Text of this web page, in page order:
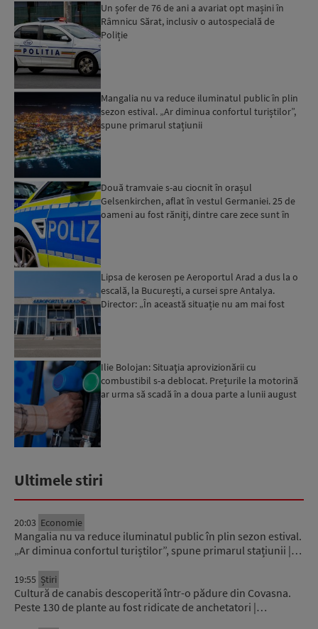
Un șofer de 76 de ani a avariat opt mașini în
Râmnicu Sărat, inclusiv o autospecială de
Poliție
Mangalia nu va reduce iluminatul public în plin
sezon estival. „Ar diminua confortul turiștilor”,
spune primarul stațiunii
Două tramvaie s-au ciocnit în orașul
Gelsenkirchen, aflat în vestul Germaniei. 25 de
oameni au fost răniți, dintre care zece sunt în
Lipsa de kerosen pe Aeroportul Arad a dus la o
escală, la București, a cursei spre Antalya.
Director: „În această situație nu am mai fost
Ilie Bolojan: Situaţia aprovizionării cu
combustibil s-a deblocat. Prețurile la motorină
ar urma să scadă în a doua parte a lunii august
Ultimele stiri
20:03 Economie
Mangalia nu va reduce iluminatul public în plin sezon estival.
„Ar diminua confortul turiștilor”, spune primarul stațiunii |…
19:55 Știri
Cultură de canabis descoperită într-o pădure din Covasna.
Peste 130 de plante au fost ridicate de anchetatori |…